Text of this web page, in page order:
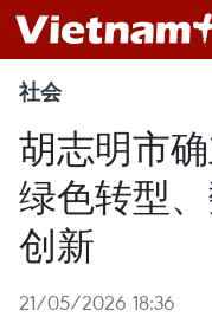
社会
胡志明市
绿色转型
创新
21/05/2026 18:36